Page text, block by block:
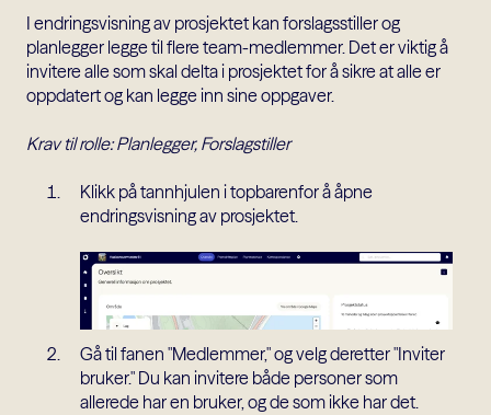
I endringsvisning av prosjektet kan forslagsstiller og
planlegger legge til flere team-medlemmer. Det er viktig å
invitere alle som skal delta i prosjektet for å sikre at alle er
oppdatert og kan legge inn sine oppgaver.
Krav til rolle: Planlegger, Forslagstiller
Klikk på tannhjulen i topbarenfor å åpne
endringsvisning av prosjektet.
Gå til fanen "Medlemmer," og velg deretter "Inviter
bruker." Du kan invitere både personer som
allerede har en bruker, og de som ikke har det.